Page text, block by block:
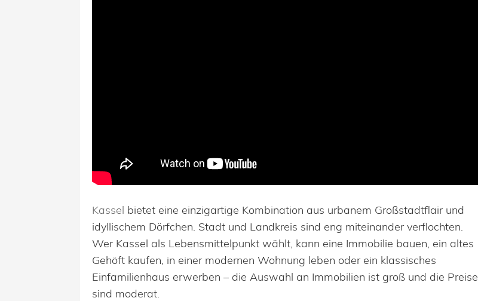
Kassel bietet eine einzigartige Kombination aus urbanem Großstadtflair und
idyllischem Dörfchen. Stadt und Landkreis sind eng miteinander verflochten.
Wer Kassel als Lebensmittelpunkt wählt, kann eine Immobilie bauen, ein altes
Gehöft kaufen, in einer modernen Wohnung leben oder ein klassisches
Einfamilienhaus erwerben – die Auswahl an Immobilien ist groß und die Preise
sind moderat.